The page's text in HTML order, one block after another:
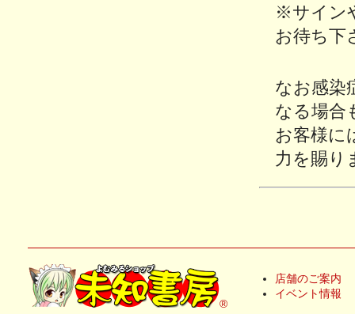
※サイン
お待ち下
なお感染
なる場合
お客様に
力を賜り
®
店舗のご案内
イベント情報